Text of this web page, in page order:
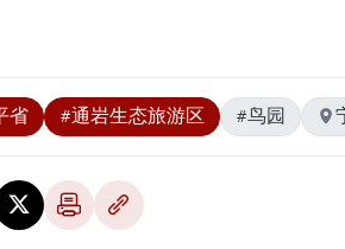
省 #通岩生态旅游区 #鸟园